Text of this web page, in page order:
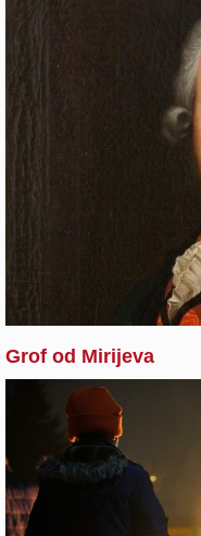
Grof od Mirijeva